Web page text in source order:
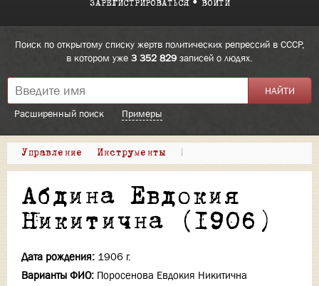
ЗАРЕГИСТРИРОВАТЬСЯ ВОЙТИ
Поиск по открытому списку жертв политических репрессий в СССР,
в котором уже 3 352 829 записей о людях.
Расширенный поиск Примеры
Управление Инструменты |
Абдина Евдокия
Никитична (1906)
Дата рождения: 1906 г.
Варианты ФИО: Поросенова Евдокия Никитична